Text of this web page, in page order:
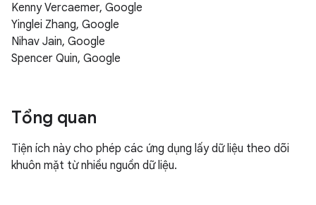
Kenny Vercaemer, Google
Yinglei Zhang, Google
Nihav Jain, Google
Spencer Quin, Google
Tổng quan
Tiện ích này cho phép các ứng dụng lấy dữ liệu theo dõi
khuôn mặt từ nhiều nguồn dữ liệu.